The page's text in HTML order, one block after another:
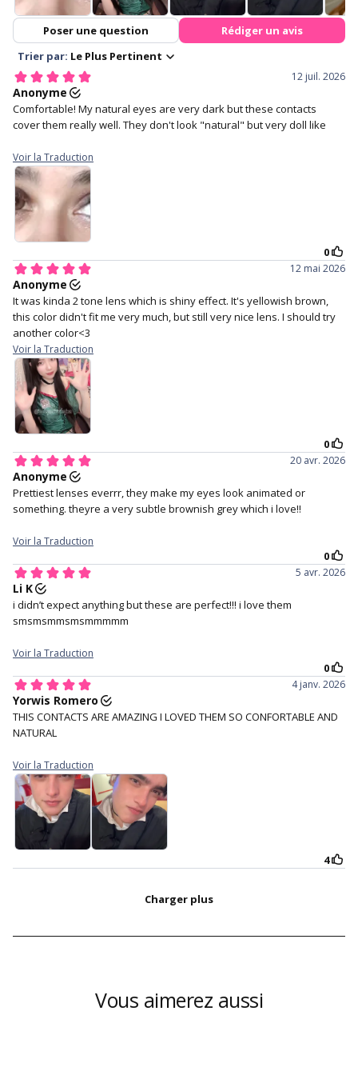
LENTILLES MENSUELLES
Adoptez un look de poupée douce avec notre Babydoll
Marron. Rappelant le thé au lait au caramel, cette
teinte marron clair avec des reflets éblouissants donne
à vos yeux une ambiance douce et innocente, parfaite
pour toutes les occasions. Discrète mais éblouissante !
3. Make sure the lens is not
inside out and has a perfect
bowl shape.
your middle finger on the
lower lid, and your index finger
holding your upper lid.
4. Staring straight ahead and
gently place the lens in the
centre of your eye.
5. Close your eyes for a
Tri-layer sandwich technology
Free lens case with with every
Vous aimerez aussi